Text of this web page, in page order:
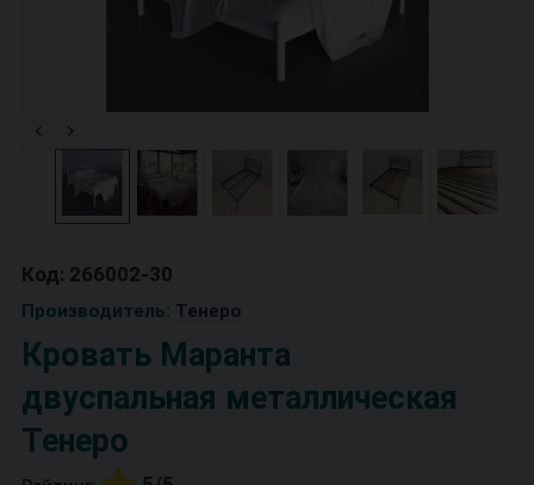
Код: 266002-30
Производитель: Тенеро
Кровать Маранта
двуспальная металлическая
Тенеро